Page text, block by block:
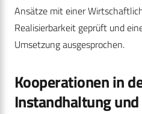
Ansätze mit einer
Realisierbarkeit geprüft und
Umsetzung ausgesprochen.
Kooperationen in
Instandhaltung